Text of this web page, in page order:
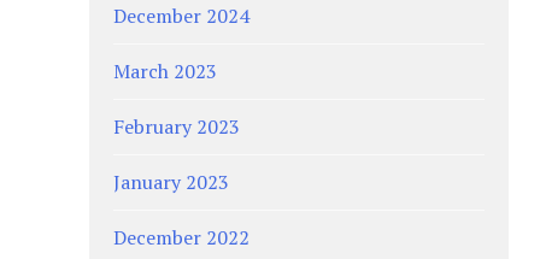
December 2024
March 2023
February 2023
January 2023
December 2022